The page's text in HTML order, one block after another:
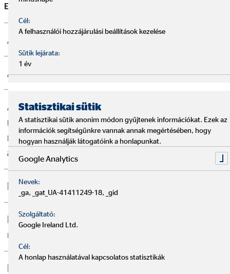
E-mail:
information@pallas.com
Adatkezelési Tájékoztató
Adatkezelési Szabályzat
Adatkezelési tájékoztató – az OVB által
működtetett visszaélés-bejelentési
rendszer keretei között történő
adatkezelésről
Panaszkezelési Szabályzat
Pénzügyi Szolgáltatásközvetítői
üzletszabályzat
Információk a belső visszaélés-
Cél:
A felhasználói hozzájárulási beállítások kezelése
Sütik lejárata:
1 év
Statisztikai sütik
A statisztikai sütik anonim módon gyűjtenek információkat. Ezek az
információk segítségünkre vannak annak megértésében, hogy
hogyan használják látogatóink a honlapunkat.
Google Analytics
Nevek:
_ga, _gat_UA-41411249-18, _gid
Szolgáltató:
Google Ireland Ltd.
Cél:
A honlap használatával kapcsolatos statisztikák